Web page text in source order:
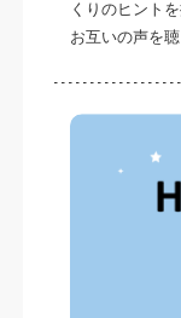
くりのヒント
お互いの声を